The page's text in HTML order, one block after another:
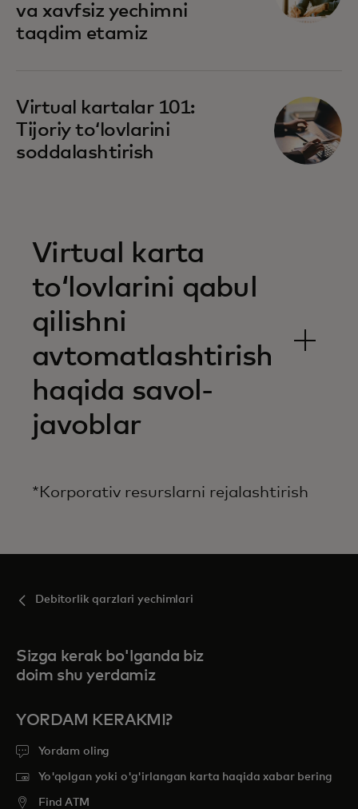
va xavfsiz yechimni
taqdim etamiz
Virtual kartalar 101:
Tijoriy toʻlovlarini
soddalashtirish
Virtual karta
toʻlovlarini qabul
qilishni
avtomatlashtirish
haqida savol-
javoblar
*Korporativ resurslarni rejalashtirish
Debitorlik qarzlari yechimlari
Sizga kerak bo'lganda biz
doim shu yerdamiz
YORDAM KERAKMI?
Yordam oling
Yo'qolgan yoki o'g'irlangan karta haqida xabar bering
Find ATM